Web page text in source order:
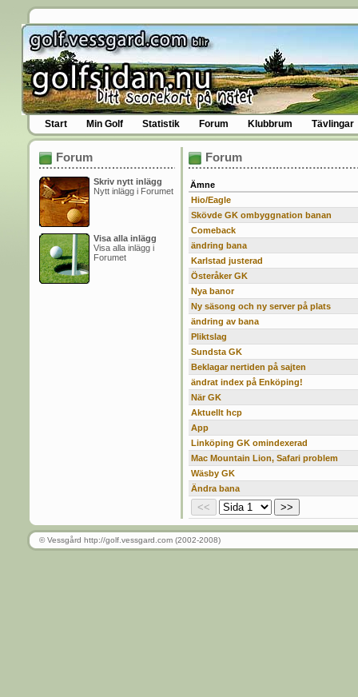
Start Min Golf Statistik Forum Klubbrum Tävlingar
Forum
Skriv nytt inlägg
Nytt inlägg i Forumet
Visa alla inlägg
Visa alla inlägg i
Forumet
Forum
Ämne
Hio/Eagle
Skövde GK ombyggnation banan
Comeback
ändring bana
Karlstad justerad
Österåker GK
Nya banor
Ny säsong och ny server på plats
ändring av bana
Pliktslag
Sundsta GK
Beklagar nertiden på sajten
ändrat index på Enköping!
När GK
Aktuellt hcp
App
Linköping GK omindexerad
Mac Mountain Lion, Safari problem
Wäsby GK
Ändra bana
© Vessgård http://golf.vessgard.com (2002-2008)